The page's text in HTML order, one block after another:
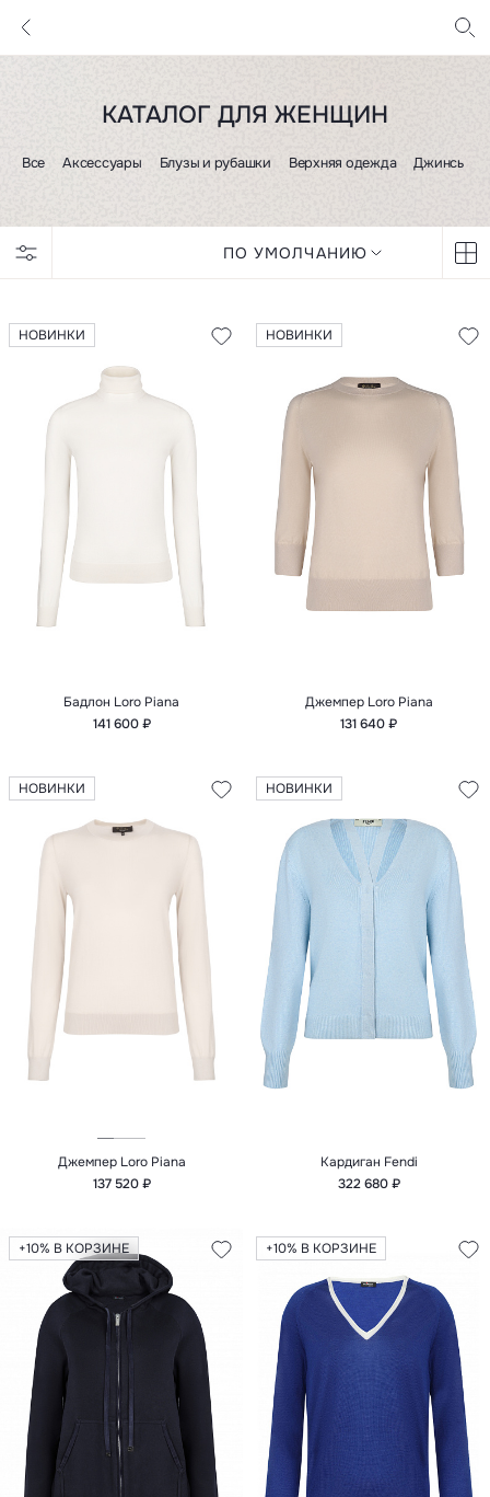
КАТАЛОГ ДЛЯ ЖЕНЩИН
Все Аксессуары Блузы и рубашки Верхняя одежда Джинсы и
ПО УМОЛЧАНИЮ
НОВИНКИ
Бадлон Loro Piana
141 600 ₽
НОВИНКИ
Джемпер Loro Piana
131 640 ₽
НОВИНКИ
Джемпер Loro Piana
137 520 ₽
НОВИНКИ
Кардиган Fendi
322 680 ₽
+10% В КОРЗИНЕ +10% В КОРЗИНЕ